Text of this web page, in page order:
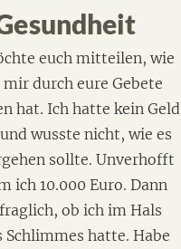
euch mitteilen, wie
durch eure Gebete
hat. Ich hatte kein Geld
wusste nicht, wie es
sollte. Unverhofft
ich 10.000 Euro. Dann
ob ich im Hals
Schlimmes hatte. Habe